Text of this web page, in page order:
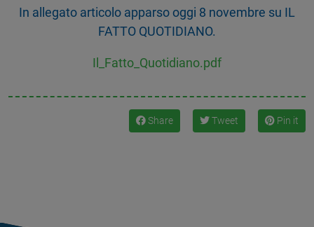
In allegato articolo apparso oggi 8 novembre su IL
FATTO QUOTIDIANO.
Il_Fatto_Quotidiano.pdf
Share Tweet Pin it